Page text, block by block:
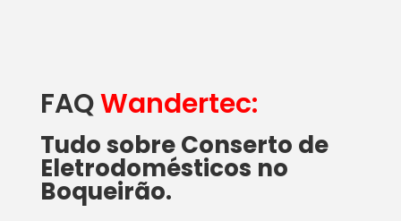
FAQWandertec:
Tudo sobre Conserto de
Eletrodomésticos no
Boqueirão.